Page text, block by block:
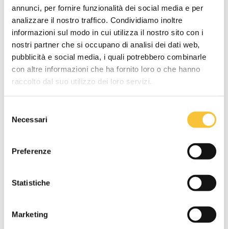
annunci, per fornire funzionalità dei social media e per
analizzare il nostro traffico. Condividiamo inoltre
informazioni sul modo in cui utilizza il nostro sito con i
nostri partner che si occupano di analisi dei dati web,
pubblicità e social media, i quali potrebbero combinarle
con altre informazioni che ha fornito loro o che hanno
raccolto dal suo utilizzo dei loro servizi.
delNecessari
Preferenze
Statistiche
Marketing
Grado di protezione
IP X3